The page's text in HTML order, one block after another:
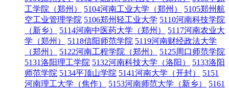
工学院（郑州）
5104河南工业大学（郑州）
5105郑州航
空工业管理学院 5106郑州轻工业大学 5110河南科技学院
（新乡）
5114河南中医药大学（郑州）
5117河南农业大
学（郑州）
5118信阳师范学院 5119河南财经政法大学
（郑州）
5122河南工程学院（郑州）
5125周口师范学院
5131洛阳理工学院 5132河南科技大学（洛阳）
5133洛阳
师范学院 5134平顶山学院 5141河南大学（开封）
5151
河南理工大学（焦作）
5153河南师范大学（新乡）
5161